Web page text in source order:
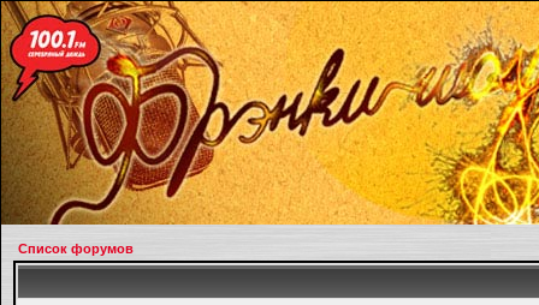
Список форумов